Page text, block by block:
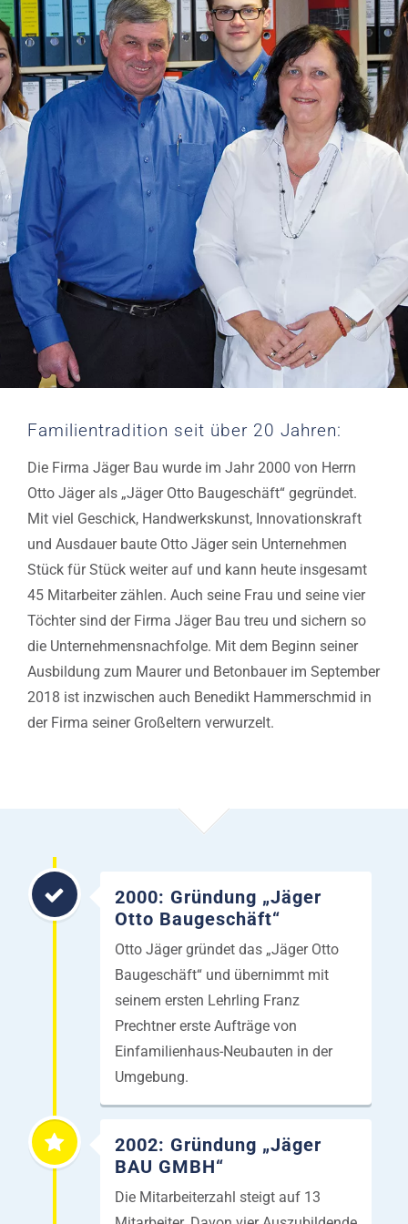
Familientradition seit über 20 Jahren:
Die Firma Jäger Bau wurde im Jahr 2000 von Herrn
Otto Jäger als „Jäger Otto Baugeschäft“ gegründet.
Mit viel Geschick, Handwerkskunst, Innovationskraft
und Ausdauer baute Otto Jäger sein Unternehmen
Stück für Stück weiter auf und kann heute insgesamt
45 Mitarbeiter zählen. Auch seine Frau und seine vier
Töchter sind der Firma Jäger Bau treu und sichern so
die Unternehmensnachfolge. Mit dem Beginn seiner
Ausbildung zum Maurer und Betonbauer im September
2018 ist inzwischen auch Benedikt Hammerschmid in
der Firma seiner Großeltern verwurzelt.
2000: Gründung „Jäger
Otto Baugeschäft“
Otto Jäger gründet das „Jäger Otto
Baugeschäft“ und übernimmt mit
seinem ersten Lehrling Franz
Prechtner erste Aufträge von
Einfamilienhaus-Neubauten in der
Umgebung.
2002: Gründung „Jäger
BAU GMBH“
Die Mitarbeiterzahl steigt auf 13